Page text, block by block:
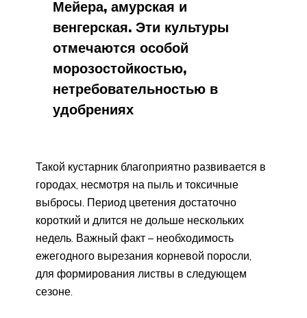
Мейера, амурская и
венгерская. Эти культуры
отмечаются особой
морозостойкостью,
нетребовательностью в
удобрениях
Такой кустарник благоприятно развивается в
городах, несмотря на пыль и токсичные
выбросы. Период цветения достаточно
короткий и длится не дольше нескольких
недель. Важный факт – необходимость
ежегодного вырезания корневой поросли,
для формирования листвы в следующем
сезоне.